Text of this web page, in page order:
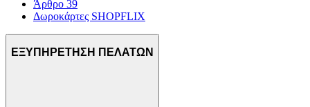
Άρθρο 39
Δωροκάρτες SHOPFLIX
ΕΞΥΠΗΡΕΤΗΣΗ ΠΕΛΑΤΩΝ